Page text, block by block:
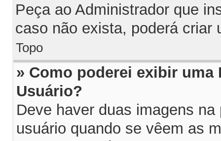
Peça ao Administrador que
caso não exista, poderá criar
Topo
» Como poderei exibir uma
Usuário?
Deve haver duas imagens
usuário quando se vêem as